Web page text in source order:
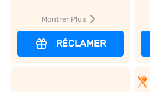
Montrer Plus
RÉCLAMER